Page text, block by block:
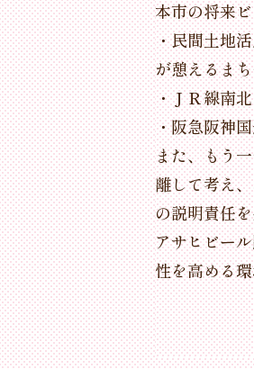
本市の将来
・民間土地
が憩えるま
・ＪＲ線南
・阪急阪神
また、もう
離して考え
の説明責任
アサヒビー
性を高める